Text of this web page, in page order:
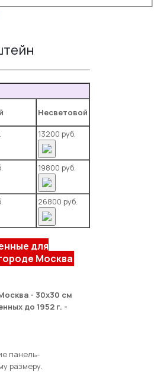
Несветовой
13200 руб.
19800 руб.
26800 руб.
для
Москва
- 30х30 см
до 1952 г. -
панель-
размеру.